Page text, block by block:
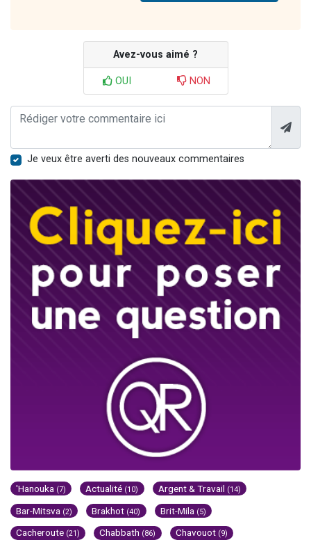
Avez-vous aimé ?
OUI NON
Je veux être averti des nouveaux commentaires
'Hanouka (7) Actualité (10) Argent & Travail (14)
Bar-Mitsva (2) Brakhot (40) Brit-Mila (5)
Cacheroute (21) Chabbath (86) Chavouot (9)